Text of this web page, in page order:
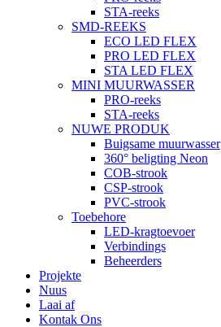
STA-reeks
SMD-REEKS
ECO LED FLEX
PRO LED FLEX
STA LED FLEX
MINI MUURWASSER
PRO-reeks
STA-reeks
NUWE PRODUK
Buigsame muurwasser
360° beligting Neon
COB-strook
CSP-strook
PVC-strook
Toebehore
LED-kragtoevoer
Verbindings
Beheerders
Projekte
Nuus
Laai af
Kontak Ons